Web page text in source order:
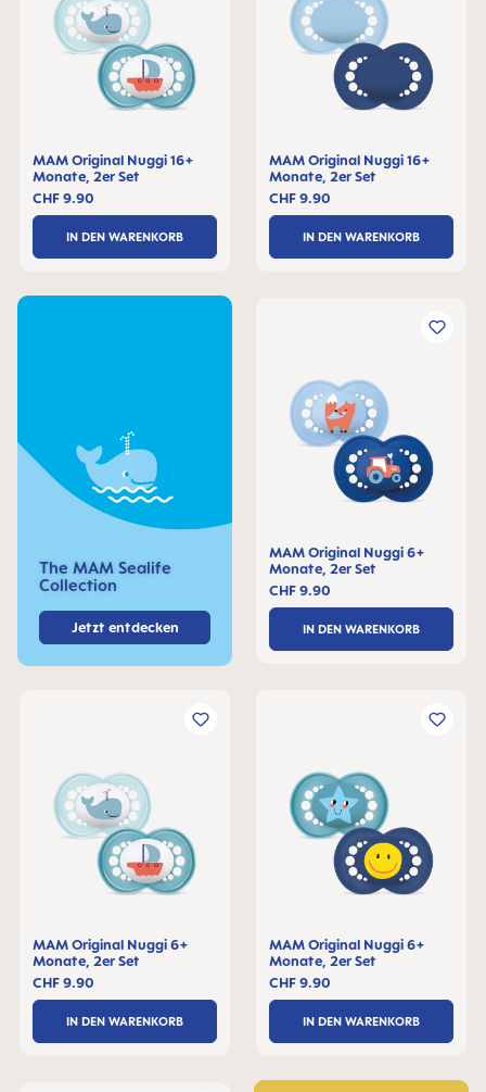
The MAM Sealife
Collection
Jetzt entdecken
MAM Original Nuggi 16+
Monate, 2er Set
CHF 9.90
IN DEN WARENKORB
MAM Original Nuggi 16+
Monate, 2er Set
CHF 9.90
IN DEN WARENKORB
MAM Original Nuggi 6+
Monate, 2er Set
CHF 9.90
IN DEN WARENKORB
MAM Original Nuggi 6+
Monate, 2er Set
CHF 9.90
IN DEN WARENKORB
MAM Original Nuggi 6+
Monate, 2er Set
CHF 9.90
IN DEN WARENKORB